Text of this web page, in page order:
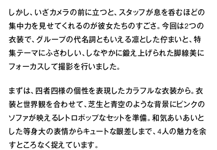
しかし、いざカメラの前に立つと、スタッフが息を呑むほどの
集中力を見せてくれるのが彼女たちのすごさ。今回は2つの
衣装で、グループの代名詞ともいえる凛とした佇まいと、特
集テーマにふさわしい、しなやかに鍛え上げられた脚線美に
フォーカスして撮影を行いました。
まずは、四者四様の個性を表現したカラフルな衣装から。衣
装と世界観を合わせて、芝生と青空のような背景にピンクの
ソファが映えるレトロポップなセットを準備。和気あいあいと
した等身大の表情からキュートな眼差しまで、4人の魅力を余
すところなく捉えています。